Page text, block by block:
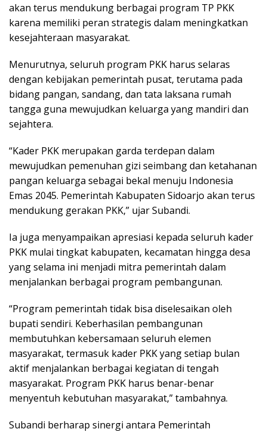
akan terus mendukung berbagai program TP PKK
karena memiliki peran strategis dalam meningkatkan
kesejahteraan masyarakat.
Menurutnya, seluruh program PKK harus selaras
dengan kebijakan pemerintah pusat, terutama pada
bidang pangan, sandang, dan tata laksana rumah
tangga guna mewujudkan keluarga yang mandiri dan
sejahtera.
“Kader PKK merupakan garda terdepan dalam
mewujudkan pemenuhan gizi seimbang dan ketahanan
pangan keluarga sebagai bekal menuju Indonesia
Emas 2045. Pemerintah Kabupaten Sidoarjo akan terus
mendukung gerakan PKK,” ujar Subandi.
Ia juga menyampaikan apresiasi kepada seluruh kader
PKK mulai tingkat kabupaten, kecamatan hingga desa
yang selama ini menjadi mitra pemerintah dalam
menjalankan berbagai program pembangunan.
“Program pemerintah tidak bisa diselesaikan oleh
bupati sendiri. Keberhasilan pembangunan
membutuhkan kebersamaan seluruh elemen
masyarakat, termasuk kader PKK yang setiap bulan
aktif menjalankan berbagai kegiatan di tengah
masyarakat. Program PKK harus benar-benar
menyentuh kebutuhan masyarakat,” tambahnya.
Subandi berharap sinergi antara Pemerintah